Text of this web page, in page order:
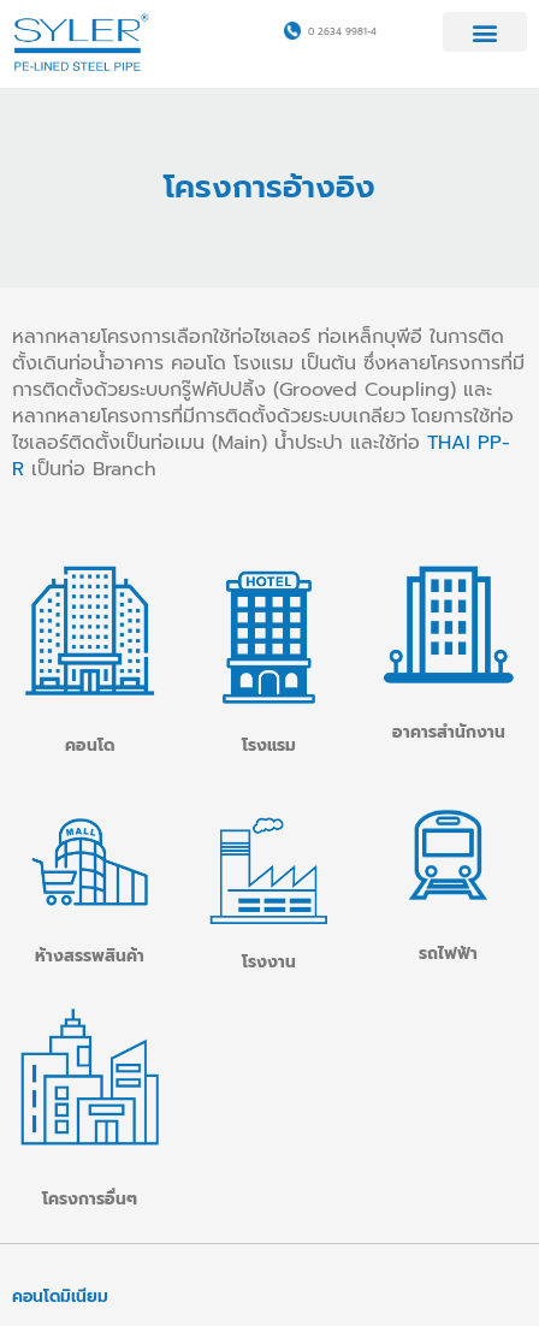
content
0 2634 9981-4
โครงการอ้างอิง
หลากหลายโครงการเลือกใช้ท่อไซเลอร์ ท่อเหล็กบุพีอี ในการติด
ตั้งเดินท่อน้ำอาคาร คอนโด โรงแรม เป็นต้น ซึ่งหลายโครงการที่มี
การติดตั้งด้วยระบบกรู๊ฟคัปปลิ้ง (Grooved Coupling) และ
หลากหลายโครงการที่มีการติดตั้งด้วยระบบเกลียว โดยการใช้ท่อ
ไซเลอร์ติดตั้งเป็นท่อเมน (Main) น้ำประปา และใช้ท่อ THAI PP-
R เป็นท่อ Branch
คอนโด โรงแรม
อาคารสำนักงาน
ห้างสรรพสินค้า โรงงาน รถไฟฟ้า
โครงการอื่นๆ
คอนโดมิเนียม